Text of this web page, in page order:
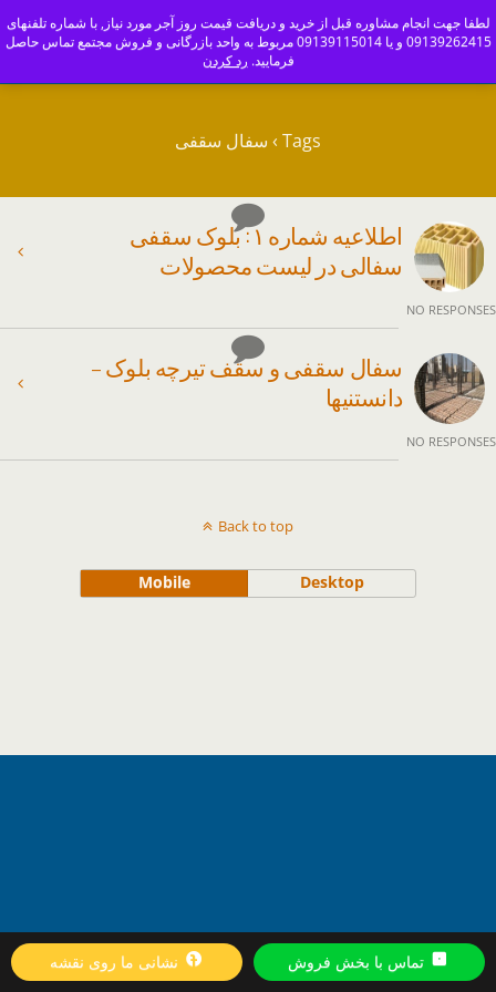
ajoranco_zapas
کارخانه آجر سفال و آجرنما اصفهان-09139115014
Tags › سفال سقفی
اطلاعیه شماره ۱ : بلوک سقفی
سفالی در لیست محصولات
NO RESPONSES
سفال سقفی و سقف تیرچه بلوک –
دانستنیها
NO RESPONSES
Back to top
Mobile Desktop
لطفا جهت انجام مشاوره قبل از خرید و دریافت قیمت روز آجر مورد نیاز, با شماره تلفنهای
09139262415 و یا 09139115014 مربوط به واحد بازرگانی و فروش مجتمع تماس حاصل
فرمایید. رد کردن
تماس با بخش فروش نشانی ما روی نقشه